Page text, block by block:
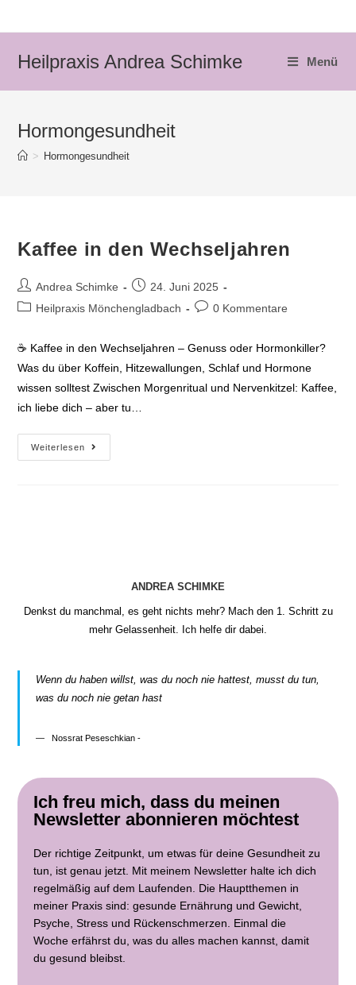
Heilpraxis Andrea Schimke Menü
Hormongesundheit
> Hormongesundheit
Kaffee in den Wechseljahren
Beitrags-
Autor:
Andrea Schimke
Beitrag
veröffentlicht:
24. Juni 2025
Beitrags-
Heilpraxis Mönchengladbach
Beitrags-
0 Kommentare
☕ Kaffee in den Wechseljahren – Genuss oder Hormonkiller?
Was du über Koffein, Hitzewallungen, Schlaf und Hormone
wissen solltest Zwischen Morgenritual und Nervenkitzel: Kaffee,
ich liebe dich – aber tu…
Weiterlesen
in
ANDREA SCHIMKE
Denkst du manchmal, es geht nichts mehr? Mach den 1. Schritt zu
mehr Gelassenheit. Ich helfe dir dabei.
Wenn du haben willst, was du noch nie hattest, musst du tun,
was du noch nie getan hast
Nossrat Peseschkian -
Ich freu mich, dass du meinen
Newsletter abonnieren möchtest
Der richtige Zeitpunkt, um etwas für deine Gesundheit zu
tun, ist genau jetzt. Mit meinem Newsletter halte ich dich
regelmäßig auf dem Laufenden. Die Hauptthemen in
meiner Praxis sind: gesunde Ernährung und Gewicht,
Psyche, Stress und Rückenschmerzen. Einmal die
Woche erfährst du, was du alles machen kannst, damit
du gesund bleibst.